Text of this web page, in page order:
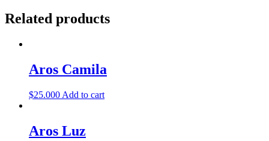
Related products
Aros Camila
$25.000 Add to cart
Aros Luz